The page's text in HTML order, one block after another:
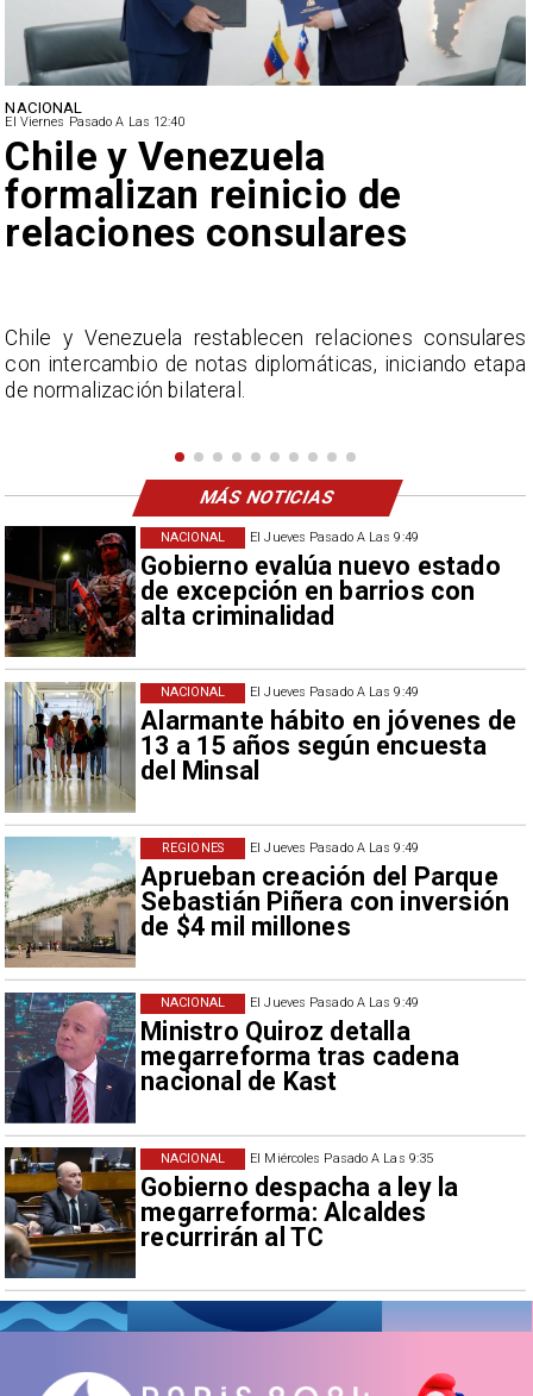
El Jueves Pasado A Las 9:49
Gobierno evalúa nuevo estado
de excepción en barrios con
alta criminalidad
NACIONAL
El Jueves Pasado A Las 9:49
Alarmante hábito en jóvenes de
13 a 15 años según encuesta
del Minsal
NACIONAL
El Jueves Pasado A Las 9:49
Aprueban creación del Parque
Sebastián Piñera con inversión
de $4 mil millones
REGIONES
El Jueves Pasado A Las 9:49
Ministro Quiroz detalla
megarreforma tras cadena
nacional de Kast
NACIONAL
El Miércoles Pasado A Las 9:35
Gobierno despacha a ley la
megarreforma: Alcaldes
recurrirán al TC
NACIONAL
NACIONAL
El Viernes Pasado A Las 12:40
Feriantes rechazan dichos
de Camila Flores sobre
Fabiola Campillai
La Confederación Nacional de Ferias Libres (ASOF)
considera inaceptable que se refieran a Fabiola
Campillai como 'señora de feria', expresión utilizada
MÁS NOTICIAS